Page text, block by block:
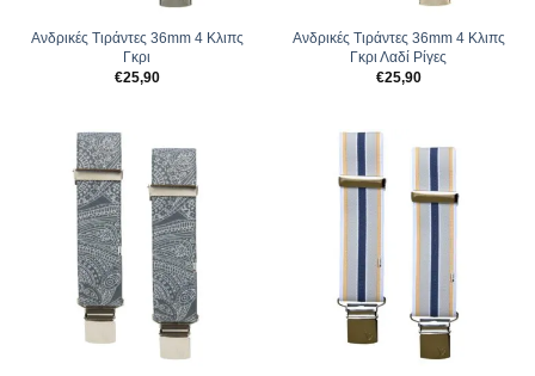
Ανδρικές Tιράντες 36mm 4 Κλιπς
Γκρι
€25,90
Ανδρικές Tιράντες 36mm 4 Κλιπς
Γκρι Λαδί Ρίγες
€25,90